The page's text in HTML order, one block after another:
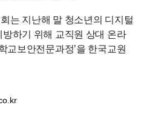
는 지난해 말 청소년의 디지털
하기 위해 교직원 상대 온라
교보안전문과정’을 한국교원